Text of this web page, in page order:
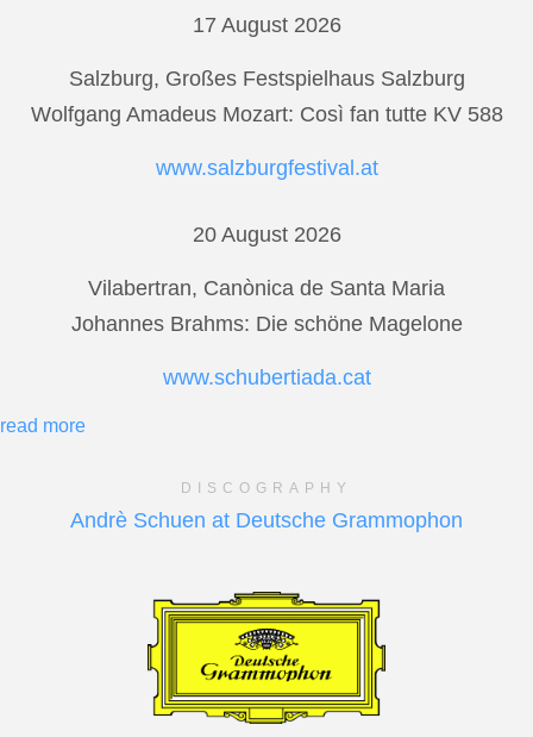
17 August 2026
Salzburg, Großes Festspielhaus Salzburg
Wolfgang Amadeus Mozart: Così fan tutte KV 588
www.salzburgfestival.at
20 August 2026
Vilabertran, Canònica de Santa Maria
Johannes Brahms: Die schöne Magelone
www.schubertiada.cat
read more
DISCOGRAPHY
Andrè Schuen at Deutsche Grammophon